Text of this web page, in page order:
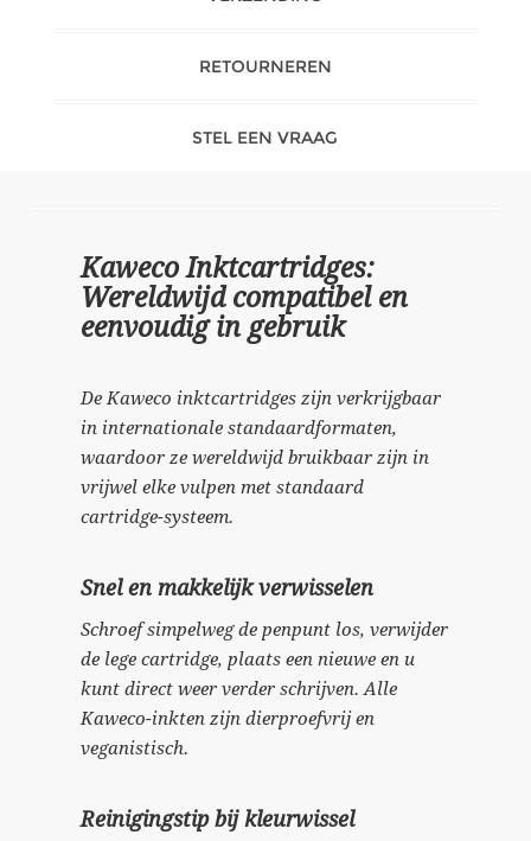
RETOURNEREN
STEL EEN VRAAG
Kaweco Inktcartridges:
Wereldwijd compatibel en
eenvoudig in gebruik
De Kaweco inktcartridges zijn verkrijgbaar
in internationale standaardformaten,
waardoor ze wereldwijd bruikbaar zijn in
vrijwel elke vulpen met standaard
cartridge-systeem.
Snel en makkelijk verwisselen
Schroef simpelweg de penpunt los, verwijder
de lege cartridge, plaats een nieuwe en u
kunt direct weer verder schrijven. Alle
Kaweco-inkten zijn dierproefvrij en
veganistisch.
Reinigingstip bij kleurwissel